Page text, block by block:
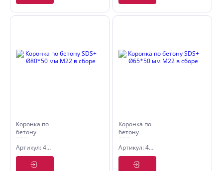
Коронка по
бетону
SDS+
Ø80*50 мм
M22 в
сборе
Артикул: 4805080
Коронка по
бетону
SDS+
Ø65*50 мм
M22 в
сборе
Артикул: 4805065